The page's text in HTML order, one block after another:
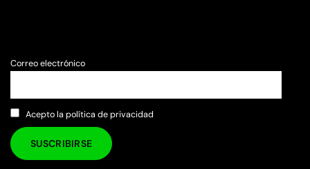
Correo electrónico
Acepto la política de privacidad